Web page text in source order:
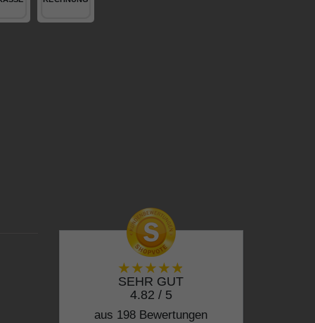
SEHR GUT
4.82 / 5
aus 198 Bewertungen